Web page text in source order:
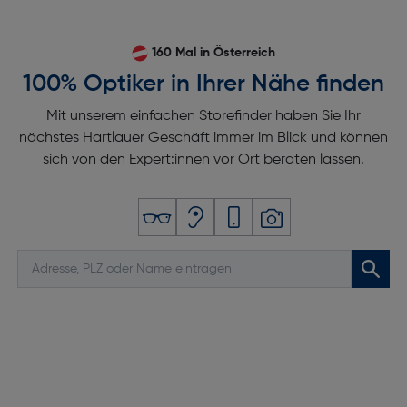
[°/Sekunde]: 5m
Maximale Aufstiegsgeschwindigkeit [ms]: 5
Maximale Windbeständigkeit [ms]: 10,7
Maximale Geschwindigkeit [ms]: 16
Maximale Flugzeit [min]: 31
Maximale Flughöhe [m]: 120
160 Mal in Österreich
100% Optiker in Ihrer Nähe finden
Mit unserem einfachen Storefinder haben Sie Ihr
nächstes Hartlauer Geschäft immer im Blick und können
sich von den Expert:innen vor Ort beraten lassen.